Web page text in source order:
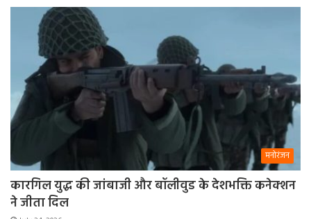
मनोरंजन
कारगिल युद्ध की जांबाजी और बॉलीवुड के देशभक्ति कनेक्शन
ने जीता दिल